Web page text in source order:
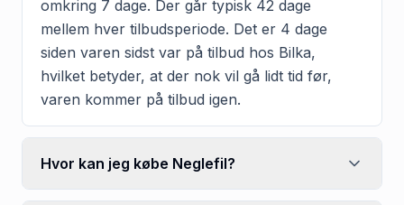
omkring 7 dage. Der går typisk 42 dage
mellem hver tilbudsperiode. Det er 4 dage
siden varen sidst var på tilbud hos Bilka,
hvilket betyder, at der nok vil gå lidt tid før,
varen kommer på tilbud igen.
Hvor kan jeg købe Neglefil?